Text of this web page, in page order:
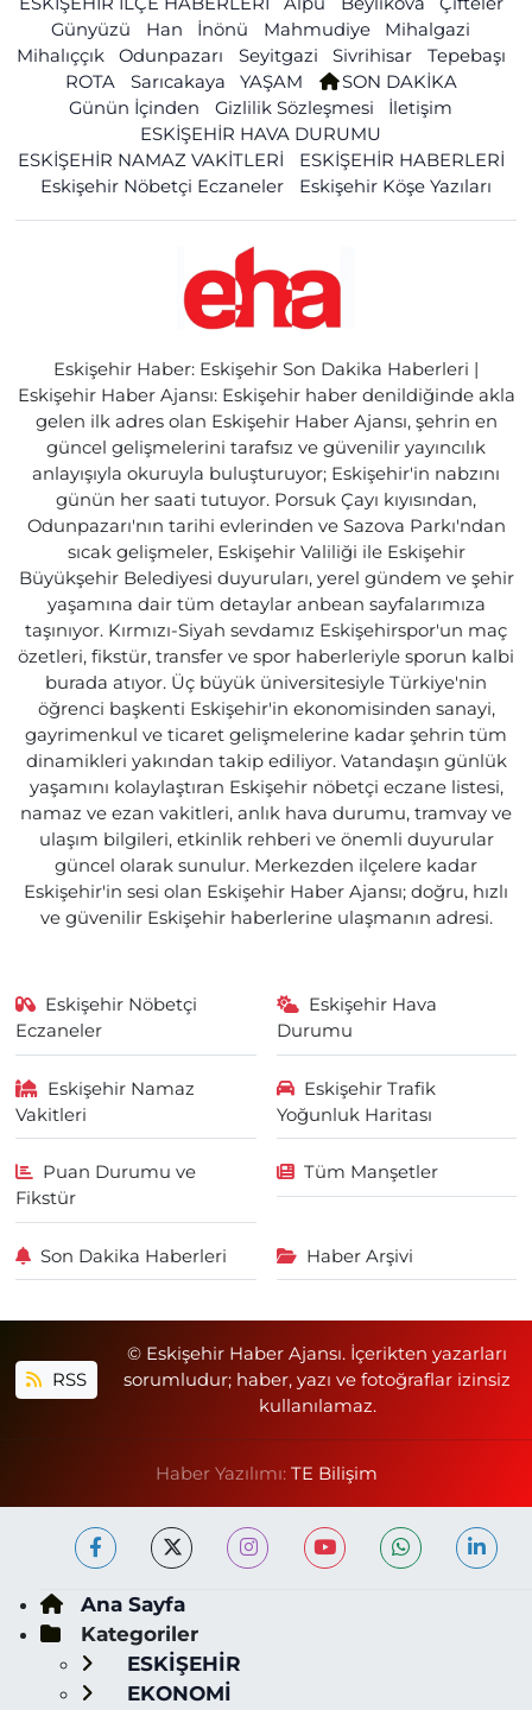
Günyüzü
Han İnönü Mahmudiye
Mihalgazi
Mihalıççık
Odunpazarı Seyitgazi Sivrihisar
Tepebaşı
ROTA
Sarıcakaya YAŞAM
SON DAKİKA
Günün İçinden
Gizlilik Sözleşmesi
İletişim
ESKİŞEHİR HAVA DURUMU
ESKİŞEHİR NAMAZ VAKİTLERİ
ESKİŞEHİR HABERLERİ
Eskişehir Nöbetçi Eczaneler
Eskişehir Köşe Yazıları
Eskişehir Haber: Eskişehir Son Dakika Haberleri |
Eskişehir Haber Ajansı: Eskişehir haber denildiğinde akla
gelen ilk adres olan Eskişehir Haber Ajansı, şehrin en
güncel gelişmelerini tarafsız ve güvenilir yayıncılık
anlayışıyla okuruyla buluşturuyor; Eskişehir'in nabzını
günün her saati tutuyor. Porsuk Çayı kıyısından,
Odunpazarı'nın tarihi evlerinden ve Sazova Parkı'ndan
sıcak gelişmeler, Eskişehir Valiliği ile Eskişehir
Büyükşehir Belediyesi duyuruları, yerel gündem ve şehir
yaşamına dair tüm detaylar anbean sayfalarımıza
taşınıyor. Kırmızı-Siyah sevdamız Eskişehirspor'un maç
özetleri, fikstür, transfer ve spor haberleriyle sporun kalbi
burada atıyor. Üç büyük üniversitesiyle Türkiye'nin
öğrenci başkenti Eskişehir'in ekonomisinden sanayi,
gayrimenkul ve ticaret gelişmelerine kadar şehrin tüm
dinamikleri yakından takip ediliyor. Vatandaşın günlük
yaşamını kolaylaştıran Eskişehir nöbetçi eczane listesi,
namaz ve ezan vakitleri, anlık hava durumu, tramvay ve
ulaşım bilgileri, etkinlik rehberi ve önemli duyurular
güncel olarak sunulur. Merkezden ilçelere kadar
Eskişehir'in sesi olan Eskişehir Haber Ajansı; doğru, hızlı
ve güvenilir Eskişehir haberlerine ulaşmanın adresi.
Eskişehir Nöbetçi
Eczaneler
Eskişehir Hava
Durumu
Eskişehir Namaz
Vakitleri
Eskişehir Trafik
Yoğunluk Haritası
Puan Durumu ve
Fikstür
Tüm Manşetler
Son Dakika Haberleri Haber Arşivi
RSS
© Eskişehir Haber Ajansı. İçerikten yazarları
sorumludur; haber, yazı ve fotoğraflar izinsiz
kullanılamaz.
Haber Yazılımı: TE Bilişim
Ana Sayfa
Kategoriler
ESKİŞEHİR
EKONOMİ